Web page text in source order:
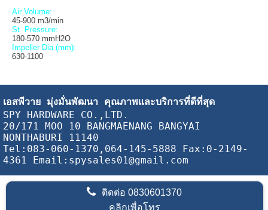
Air Volume:
45-900 m3/min
St. Pressure:
180-570 mmH2O
Impeller Dia (mm):
630-1100
เอสพีวาย มุ่งมั่นพัฒนา คุณภาพและบริการที่ดีที่สุด
SPY HARDWARE CO.,LTD.
20/171 MOO 10 BANGMAENANG BANGYAI
NONTHABURI 11140
Tel:083-060-1370,064-145-5888 Fax:0-2149-
4361 Email:spysales01@gmail.com
ติดต่อ0830601370
คลิกเพื่อโทร